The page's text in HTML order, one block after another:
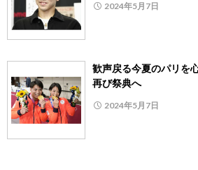
2024年5月7日
歓声戻る今夏のパリを
再び祭典へ
2024年5月7日